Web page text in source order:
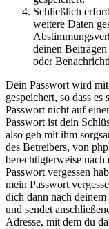
Schließlich
weitere Daten
deinen
oder
Dein Passwort wird
gespeichert, so dass
Passwort nicht auf
Passwort ist dein
also geh mit ihm
des Betreibers, von
berechtigterweise
Passwort vergessen
mein Passwort
dich dann nach
und sendet
Adresse, mit dem du